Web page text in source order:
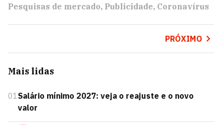
Pesquisas de mercado Publicidade Coronavírus
PRÓXIMO
Mais lidas
01Salário mínimo 2027: veja o reajuste e o novo
valor